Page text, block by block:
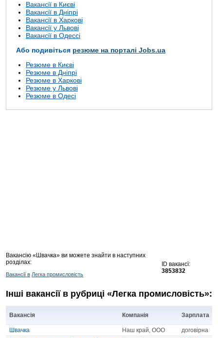
Вакансії в Києві
Вакансії в Дніпрі
Вакансії в Харкові
Вакансії у Львові
Вакансії в Одессі
Або подивіться резюме на порталі Jobs.ua
Резюме в Києві
Резюме в Дніпрі
Резюме в Харкові
Резюме у Львові
Резюме в Одесі
Вакансію «Швачка» ви можете знайти в наступних
розділах:
Вакансії в Легка промисловість
ID вакансї:
3853832
Інші вакансії в рубриці «Легка промисловість»:
Вакансія Компанія Зарплата
Швачка Наш край, ООО
договірна